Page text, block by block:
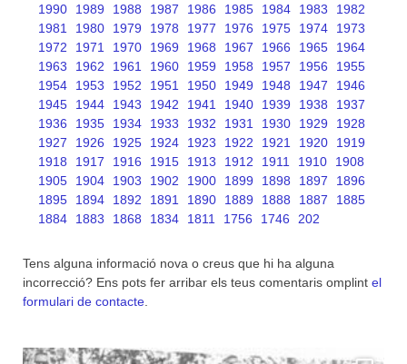
1990
1989 1988 1987 1986 1985 1984 1983
1982
1981
1980 1979 1978 1977 1976 1975 1974
1973
1972
1971 1970 1969 1968 1967 1966 1965
1964
1963
1962 1961 1960 1959 1958 1957 1956
1955
1954
1953 1952 1951 1950 1949 1948 1947
1946
1945
1944 1943 1942 1941 1940 1939 1938
1937
1936
1935 1934 1933 1932 1931 1930 1929
1928
1927
1926 1925 1924 1923 1922 1921 1920
1919
1918
1917 1916 1915 1913 1912 1911 1910
1908
1905
1904 1903 1902 1900 1899 1898 1897
1896
1895
1894 1892 1891 1890 1889 1888 1887
1885
1884
1883 1868 1834 1811 1756 1746 202
Tens alguna informació nova o creus que hi ha alguna
incorrecció? Ens pots fer arribar els teus comentaris omplint el
formulari de contacte